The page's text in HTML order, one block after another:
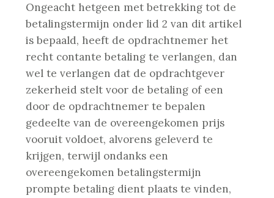
Ongeacht hetgeen met betrekking tot de
betalingstermijn onder lid 2 van dit artikel
is bepaald, heeft de opdrachtnemer het
recht contante betaling te verlangen, dan
wel te verlangen dat de opdrachtgever
zekerheid stelt voor de betaling of een
door de opdrachtnemer te bepalen
gedeelte van de overeengekomen prijs
vooruit voldoet, alvorens geleverd te
krijgen, terwijl ondanks een
overeengekomen betalingstermijn
prompte betaling dient plaats te vinden,